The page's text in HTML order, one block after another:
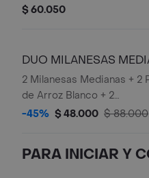
Francesa + 1 Bebida
$ 60.050
DUO MILANESAS
OFERTA
2 Milanesas Medianas + 2
de Arroz Blanco + 2
Acompañamientos (puede
Artesanal) + 2 Bebidas
-45% $ 48.000 $ 88.000
PARA INICIAR Y